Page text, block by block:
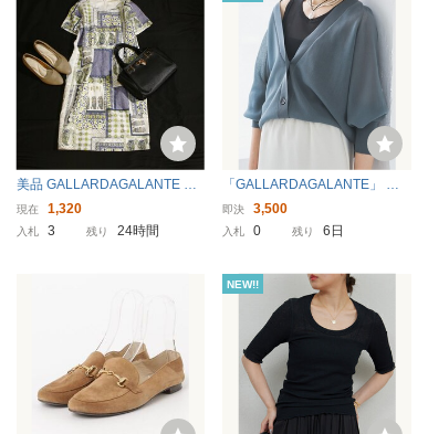
美品 GALLARDAGALANTE ガ
リャルダガランテ 総柄刺繍 綺
麗め ワンピース F ホワイト 26
現在 1,320
入札 3 残り 24時間
「GALLARDAGALANTE」 ニ
ットカーディガン FREE グレー
レディース
即決 3,500
入札 0 残り 6日
NEW!!